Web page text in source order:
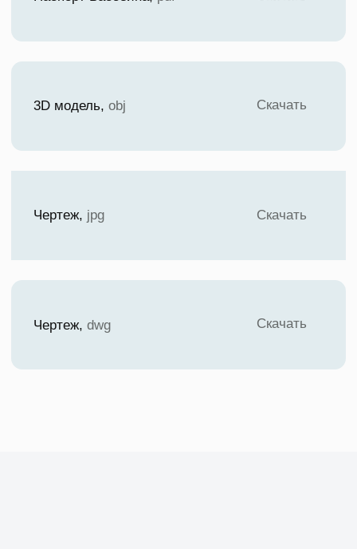
мерцания и придавая воде
дополнительную яркость и глубину